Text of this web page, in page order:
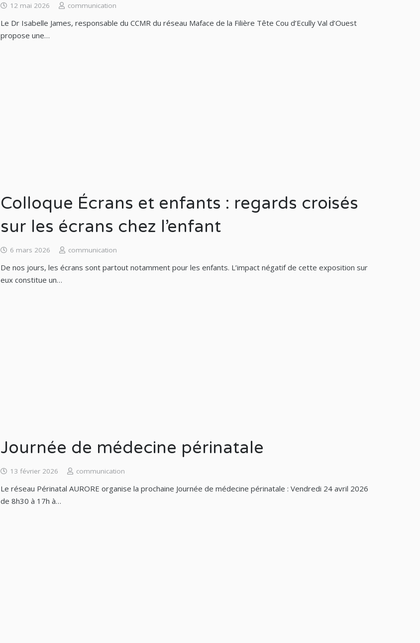
12 mai 2026 communication
Le Dr Isabelle James, responsable du CCMR du réseau Maface de la Filière Tête Cou d’Ecully Val d’Ouest
propose une…
Colloque Écrans et enfants : regards croisés
sur les écrans chez l’enfant
6 mars 2026 communication
De nos jours, les écrans sont partout notamment pour les enfants. L’impact négatif de cette exposition sur
eux constitue un…
Journée de médecine périnatale
13 février 2026 communication
Le réseau Périnatal AURORE organise la prochaine Journée de médecine périnatale : Vendredi 24 avril 2026
de 8h30 à 17h à…